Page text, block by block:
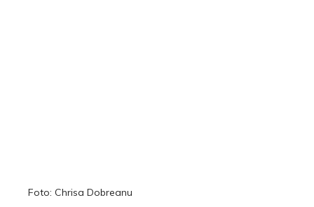
Foto: Chrisa Dobreanu